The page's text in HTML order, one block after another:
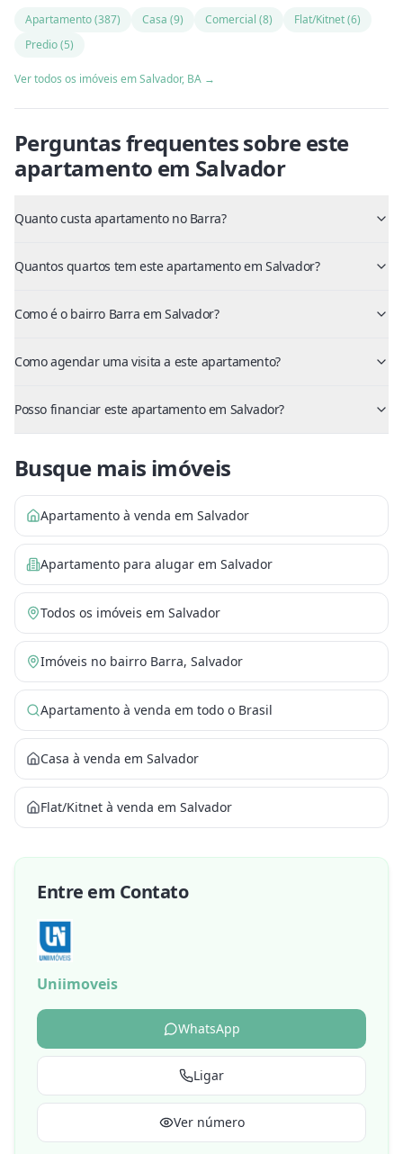
Apartamento(387) Casa (9) Comercial (8) Flat/Kitnet(6)
Predio(5)
Ver todos os imóveis emSalvador, BA →
Perguntas frequentes sobre este
apartamento em Salvador
Quanto custa apartamento no Barra?
Quantos quartos tem este apartamento em Salvador?
Como é o bairro Barra em Salvador?
Como agendar uma visita a este apartamento?
Posso financiar este apartamento em Salvador?
Busque mais imóveis
Apartamento à venda em Salvador
Apartamento para alugar em Salvador
Todos os imóveis em Salvador
Imóveis no bairro Barra, Salvador
Apartamento à venda em todo o Brasil
Casa à venda em Salvador
Flat/Kitnet à venda em Salvador
Entre em Contato
Uniimoveis
WhatsApp
Ligar
Ver número